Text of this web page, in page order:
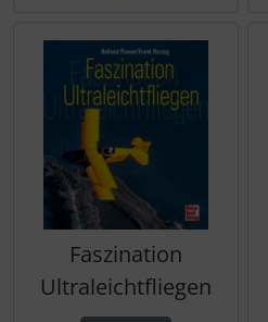
Faszination
Ultraleichtfliegen